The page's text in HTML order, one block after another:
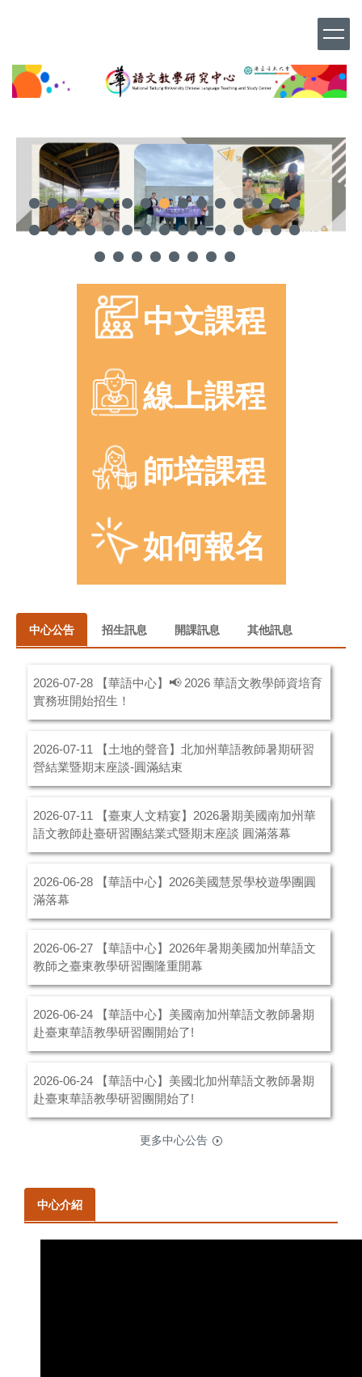
要
內
容
中文課程
線上課程
師培課程
如何報名
中心公告 招生訊息 開課訊息 其他訊息
2026-07-28
【華語中心】📢 2026 華語文教學師資培育
實務班開始招生！
2026-07-11
【土地的聲音】北加州華語教師暑期研習
營結業暨期末座談-圓滿結束
2026-07-11
【臺東人文精宴】2026暑期美國南加州華
語文教師赴臺研習團結業式暨期末座談 圓滿落幕
2026-06-28
【華語中心】2026美國慧景學校遊學團圓
滿落幕
2026-06-27
【華語中心】2026年暑期美國加州華語文
教師之臺東教學研習團隆重開幕
2026-06-24
【華語中心】美國南加州華語文教師暑期
赴臺東華語教學研習團開始了!
2026-06-24
【華語中心】美國北加州華語文教師暑期
赴臺東華語教學研習團開始了!
更多中心公告
中心介紹